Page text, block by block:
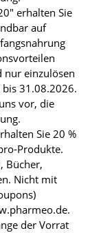
erhalten Sie
auf
nur einzulösen
31.08.2026.
vor, die
Sie 20 %
Produkte.
Bücher,
Nicht mit
der Vorrat